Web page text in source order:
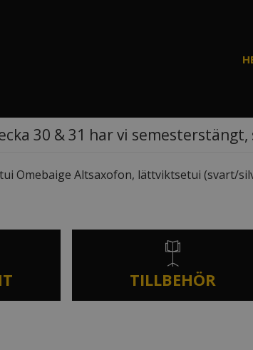
30 & 31 har vi
Omebaige Altsaxofon, lättviktsetui (svart/
TILLBEHÖR